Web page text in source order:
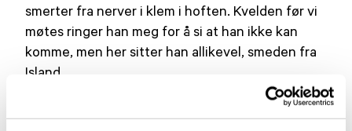
smerter fra nerver i klem i hoften. Kvelden før vi
møtes ringer han meg for å si at han ikke kan
komme, men her sitter han allikevel, smeden fra
Island.
– Nå er det ganske ille, sier han. Jeg ønsker å